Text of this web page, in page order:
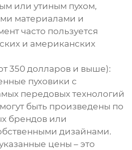
или утиным пухом,
материалами и
часто пользуется
и американских
350 долларов и выше):
пуховики с
передовых технологий
быть произведены по
брендов или
дизайнами.
цены – это